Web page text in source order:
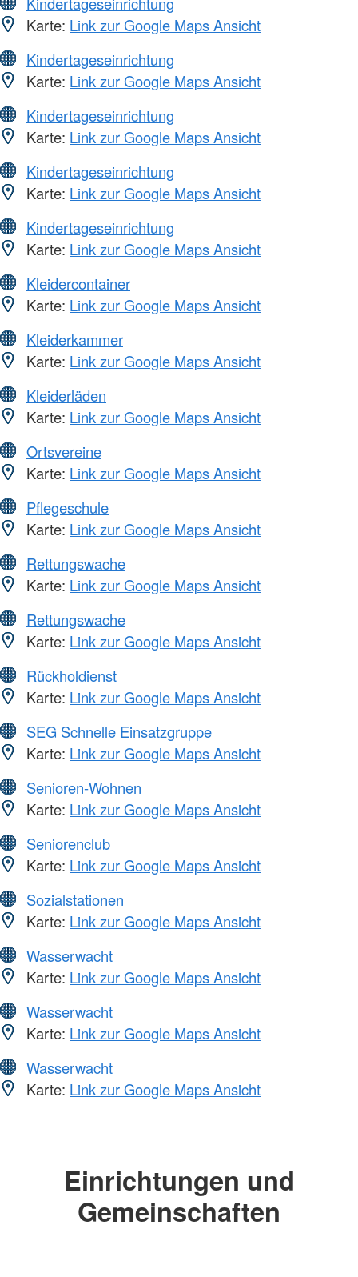
Karte: Link zur Google Maps Ansicht
Kindertageseinrichtung
Karte: Link zur Google Maps Ansicht
Kindertageseinrichtung
Karte: Link zur Google Maps Ansicht
Kindertageseinrichtung
Karte: Link zur Google Maps Ansicht
Kindertageseinrichtung
Karte: Link zur Google Maps Ansicht
Kleidercontainer
Karte: Link zur Google Maps Ansicht
Kleiderkammer
Karte: Link zur Google Maps Ansicht
Kleiderläden
Karte: Link zur Google Maps Ansicht
Ortsvereine
Karte: Link zur Google Maps Ansicht
Pflegeschule
Karte: Link zur Google Maps Ansicht
Rettungswache
Karte: Link zur Google Maps Ansicht
Rettungswache
Karte: Link zur Google Maps Ansicht
Rückholdienst
Karte: Link zur Google Maps Ansicht
SEG Schnelle Einsatzgruppe
Karte: Link zur Google Maps Ansicht
Senioren-Wohnen
Karte: Link zur Google Maps Ansicht
Seniorenclub
Karte: Link zur Google Maps Ansicht
Sozialstationen
Karte: Link zur Google Maps Ansicht
Wasserwacht
Karte: Link zur Google Maps Ansicht
Wasserwacht
Karte: Link zur Google Maps Ansicht
Wasserwacht
Karte: Link zur Google Maps Ansicht
Einrichtungen und
Gemeinschaften